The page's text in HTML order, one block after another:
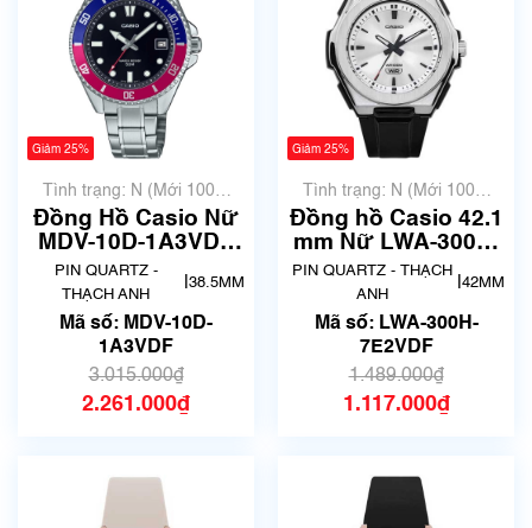
Giảm 25%
Tình trạng: N (Mới 100%
chưa qua sử dụng)
Đồng Hồ Casio Nữ
MDV-10D-1A3VDF
Chính Hãng
PIN QUARTZ -
THẠCH ANH
38.5MM
Mã số: MDV-10D-
1A3VDF
3.015.000₫
2.261.000₫
Giảm 25%
Tình trạng: N (Mới 100%
chưa qua sử dụng)
Đồng hồ Casio 42.1
mm Nữ LWA-300H-
7E2VDF
PIN QUARTZ - THẠCH
ANH
42MM
Mã số: LWA-300H-
7E2VDF
1.489.000₫
1.117.000₫